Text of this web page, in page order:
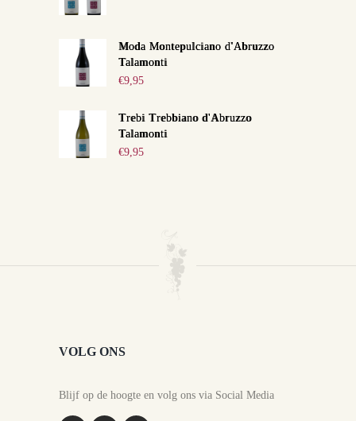
Moda Montepulciano d'Abruzzo
Talamonti
€9,95
Trebi Trebbiano d'Abruzzo
Talamonti
€9,95
VOLG ONS
Blijf op de hoogte en volg ons via Social Media